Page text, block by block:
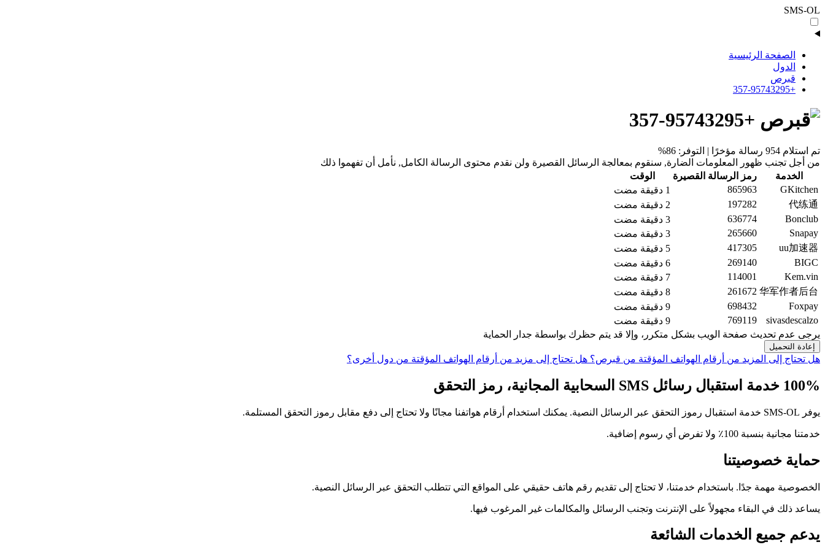
SMS-OL
الصفحة الرئيسية
الدول
قبرص
+357-95743295
+357-95743295
تم استلام 954 رسالة مؤخرًا | التوفر: 86%
من أجل تجنب ظهور المعلومات الضارة, سنقوم بمعالجة الرسائل القصيرة ولن نقدم محتوى الرسالة الكامل, نأمل أن تفهموا ذلك
الخدمة
رمز الرسالة القصيرة
الوقت
GKitchen
865963
1 دقيقة مضت
代练通
197282
2 دقيقة مضت
Bonclub
636774
3 دقيقة مضت
Snapay
265660
3 دقيقة مضت
uu加速器
417305
5 دقيقة مضت
BIGC
269140
6 دقيقة مضت
Kem.vin
114001
7 دقيقة مضت
华军作者后台
261672
8 دقيقة مضت
Foxpay
698432
9 دقيقة مضت
sivasdescalzo
769119
9 دقيقة مضت
يرجى عدم تحديث صفحة الويب بشكل متكرر، وإلا قد يتم حظرك بواسطة جدار الحماية
إعادة التحميل
هل تحتاج إلى المزيد من أرقام الهواتف المؤقتة من قبرص؟ هل تحتاج إلى مزيد من أرقام الهواتف المؤقتة من دول أخرى؟
100% خدمة استقبال رسائل SMS السحابية المجانية، رمز التحقق
يوفر SMS-OL خدمة استقبال رموز التحقق عبر الرسائل النصية. يمكنك استخدام أرقام هواتفنا مجانًا ولا تحتاج إلى دفع مقابل رموز التحقق المستلمة.
خدمتنا مجانية بنسبة 100٪ ولا تفرض أي رسوم إضافية.
حماية خصوصيتنا
الخصوصية مهمة جدًا. باستخدام خدمتنا، لا تحتاج إلى تقديم رقم هاتف حقيقي على المواقع التي تتطلب التحقق عبر الرسائل النصية.
يساعد ذلك في البقاء مجهولاً على الإنترنت وتجنب الرسائل والمكالمات غير المرغوب فيها.
يدعم جميع الخدمات الشائعة